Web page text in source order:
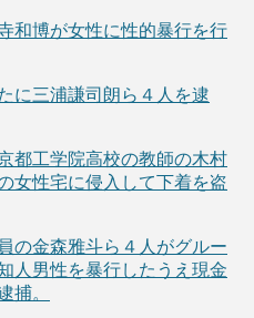
和博が女性に性的暴行を行
に三浦謙司朗ら４人を逮
都工学院高校の教師の木村
女性宅に侵入して下着を盗
の金森雅斗ら４人がグルー
人男性を暴行したうえ現金
捕。